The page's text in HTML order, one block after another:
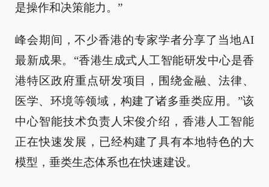
是操作和决策能力。”
峰会期间，不少香港的专家学者分享了当地AI
最新成果。“香港生成式人工智能研发中心是香
港特区政府重点研发项目，围绕金融、法律、
医学、环境等领域，构建了诸多垂类应用。”该
中心智能技术负责人宋俊介绍，香港人工智能
正在快速发展，已经构建了具有本地特色的大
模型，垂类生态体系也在快速建设。